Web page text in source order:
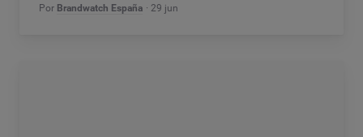
Por Brandwatch España 29 jun